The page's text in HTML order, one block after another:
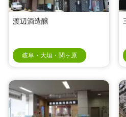
渡辺酒造醸
岐阜・大垣・関ヶ原